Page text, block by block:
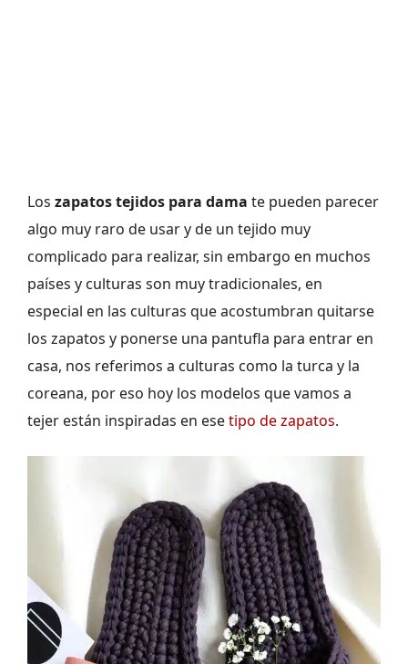
Los zapatos tejidos para dama te pueden parecer
algo muy raro de usar y de un tejido muy
complicado para realizar, sin embargo en muchos
países y culturas son muy tradicionales, en
especial en las culturas que acostumbran quitarse
los zapatos y ponerse una pantufla para entrar en
casa, nos referimos a culturas como la turca y la
coreana, por eso hoy los modelos que vamos a
tejer están inspiradas en esetipo de zapatos.